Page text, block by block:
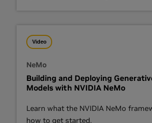
Video
NeMo
Building and Deploying
Models with NVIDIA NeMo
Learn what the NVIDIA NeMo
how to get started.